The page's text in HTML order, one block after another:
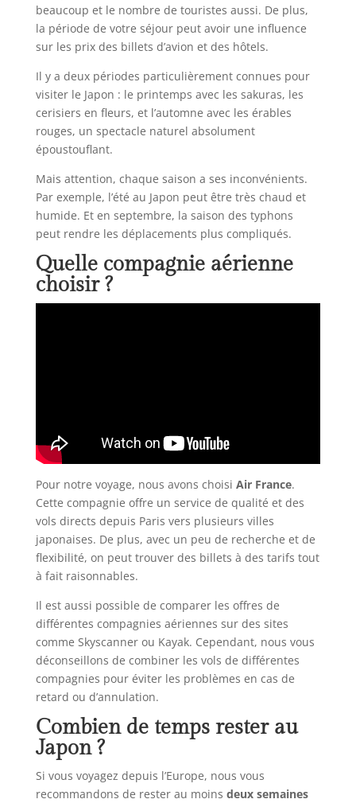
beaucoup et le nombre de touristes aussi. De plus,
la période de votre séjour peut avoir une influence
sur les prix des billets d’avion et des hôtels.
Il y a deux périodes particulièrement connues pour
visiter le Japon : le printemps avec les sakuras, les
cerisiers en fleurs, et l’automne avec les érables
rouges, un spectacle naturel absolument
époustouflant.
Mais attention, chaque saison a ses inconvénients.
Par exemple, l’été au Japon peut être très chaud et
humide. Et en septembre, la saison des typhons
peut rendre les déplacements plus compliqués.
Quelle compagnie aérienne
choisir ?
Pour notre voyage, nous avons choisi Air France.
Cette compagnie offre un service de qualité et des
vols directs depuis Paris vers plusieurs villes
japonaises. De plus, avec un peu de recherche et de
flexibilité, on peut trouver des billets à des tarifs tout
à fait raisonnables.
Il est aussi possible de comparer les offres de
différentes compagnies aériennes sur des sites
comme Skyscanner ou Kayak. Cependant, nous vous
déconseillons de combiner les vols de différentes
compagnies pour éviter les problèmes en cas de
retard ou d’annulation.
Combien de temps rester au
Japon ?
Si vous voyagez depuis l’Europe, nous vous
recommandons de rester au moins deux semaines